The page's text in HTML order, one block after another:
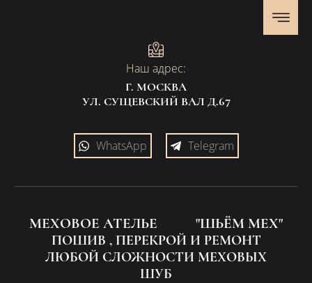
WhatsApp Telegram
Наш адрес:
Г. МОСКВА
УЛ. СУЩЕВСКИЙ ВАЛ Д.67
МЕХОВОЕ АТЕЛЬЕ "ШЬЁМ МЕХ"
ПОШИВ , ПЕРЕКРОЙ И РЕМОНТ
ЛЮБОЙ СЛОЖНОСТИ МЕХОВЫХ
ШУБ